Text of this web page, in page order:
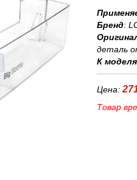
Бренд:
деталь
К
Цена:
Товар